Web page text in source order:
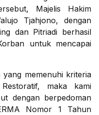
Majelis Hakim
Tjahjono, dengan
dan Pitriadi berhasil
untuk mencapai
memenuhi kriteria
maka kami
dengan berpedoman
Nomor 1 Tahun